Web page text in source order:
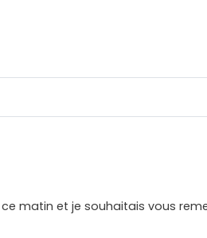
matin et je souhaitais vous